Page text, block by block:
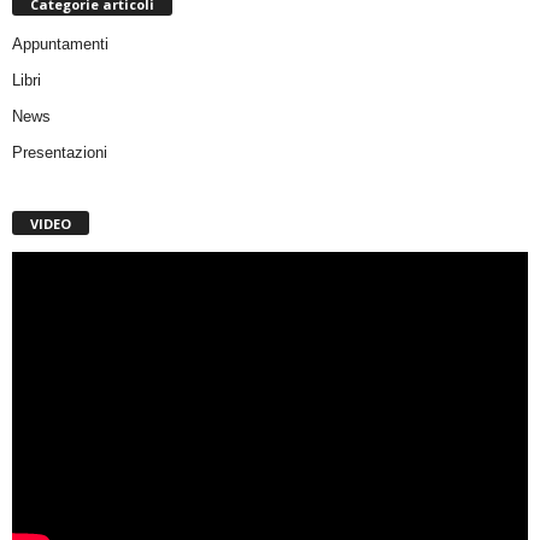
Categorie articoli
Appuntamenti
Libri
News
Presentazioni
VIDEO